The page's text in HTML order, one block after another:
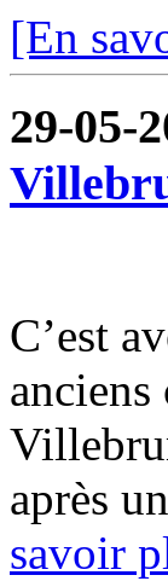
[En
29-05-
C’est
anciens
après
savoir